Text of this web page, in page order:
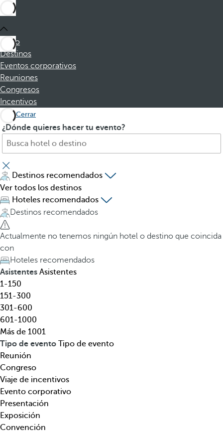
Inicio
Destinos
Eventos corporativos
Reuniones
Congresos
Incentivos
Cerrar
¿Dónde quieres hacer tu evento?
B
s
c
a
h
o
t
e
l
,
d
e
s
t
i
n
o
,
t
e
m
á
t
i
c
A
p
u
l
s
a
r
l
a
t
e
c
l
a
d
e
f
l
e
c
h
a
h
a
c
Destinos recomendados
Ver todos los destinos
Hoteles recomendados
Destinos recomendados
Actualmente no tenemos ningún hotel o destino que coincida
con
Hoteles recomendados
Asistentes Asistentes
1-150
151-300
301-600
601-1000
Más de 1001
Tipo de evento Tipo de evento
Reunión
Congreso
Viaje de incentivos
Evento corporativo
Presentación
Exposición
Convención